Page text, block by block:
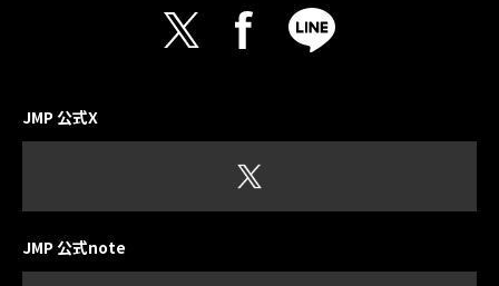
JMP 公式X
JMP 公式note